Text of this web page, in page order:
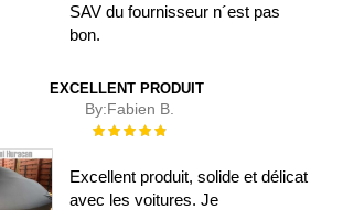
SAV du fournisseur n´est pas
bon.
EXCELLENT PRODUIT
By:Fabien B.
Évaluation :
Excellent produit, solide et délicat
avec les voitures. Je